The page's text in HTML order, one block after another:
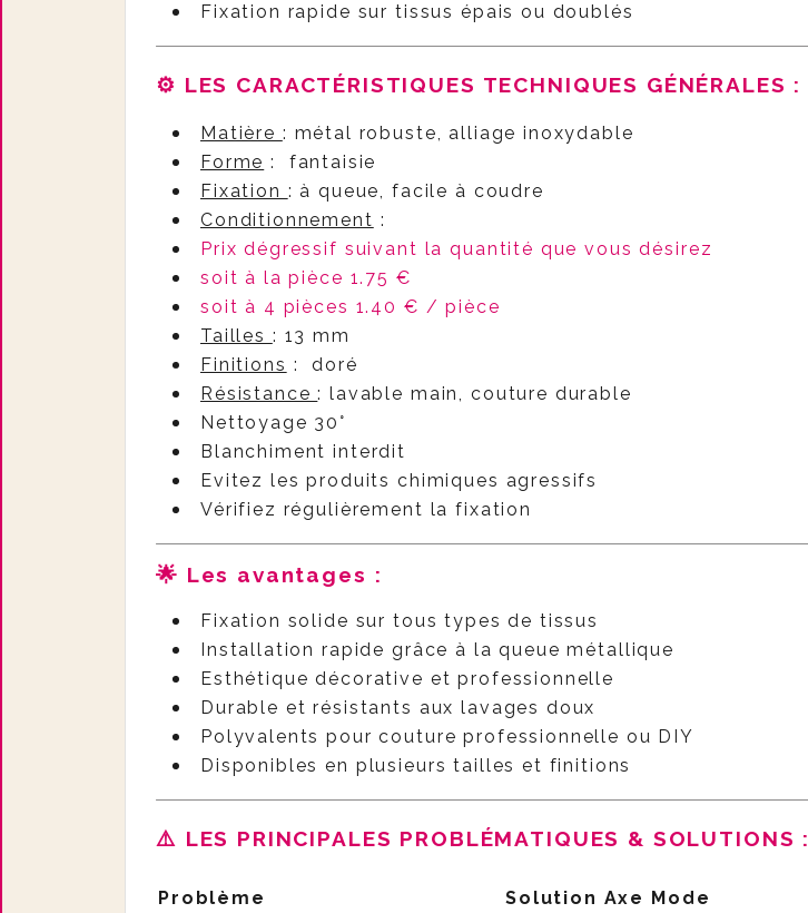
Fixation rapide sur tissus épais ou doublés
⚙️ LES CARACTÉRISTIQUES TECHNIQUES GÉNÉRALES :
Matière : métal robuste, alliage inoxydable
Forme : fantaisie
Fixation : à queue, facile à coudre
Conditionnement :
Prix dégressif suivant la quantité que vous désirez
soit à la pièce 1.75 €
soit à 4 pièces 1.40 € / pièce
Tailles : 13 mm
Finitions : doré
Résistance: lavable main, couture durable
Nettoyage 30°
Blanchiment interdit
Evitez les produits chimiques agressifs
Vérifiez régulièrement la fixation
🌟 Les avantages :
Fixation solide sur tous types de tissus
Installation rapide grâce à la queue métallique
Esthétique décorative et professionnelle
Durable et résistants aux lavages doux
Polyvalents pour couture professionnelle ou DIY
Disponibles en plusieurs tailles et finitions
⚠️ LES PRINCIPALES PROBLÉMATIQUES & SOLUTIONS :
Problème Solution Axe Mode